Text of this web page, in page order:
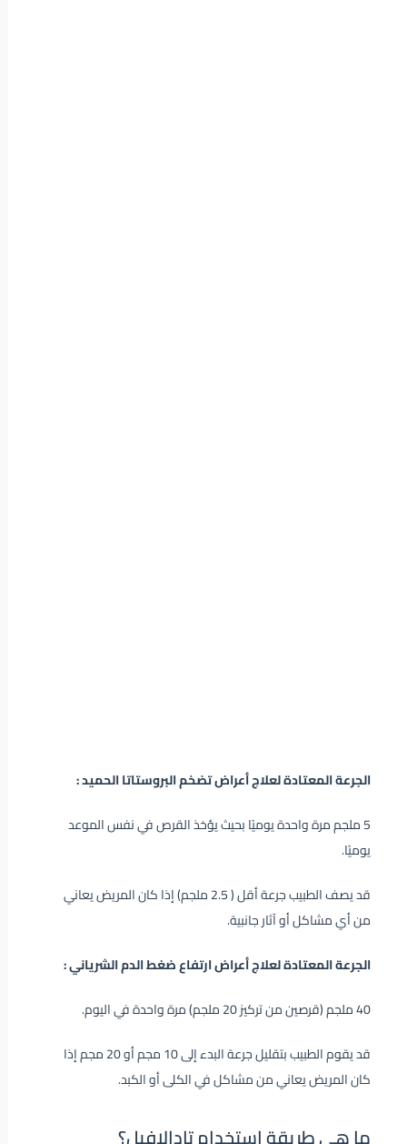
الجرعة المعتادة لعلاج أعراض تضخم البروستاتا الحميد :
5 ملجم مرة واحدة يوميًا بحيث يؤخذ القرص في نفس الموعد
يوميًا.
قد يصف الطبيب جرعة أقل ( 2.5 ملجم) إذا كان المريض يعاني
من أي مشاكل أو آثار جانبية.
الجرعة المعتادة لعلاج أعراض ارتفاع ضغط الدم الشرياني :
40 ملجم (قرصين من تركيز 20 ملجم) مرة واحدة في اليوم.
قد يقوم الطبيب بتقليل جرعة البدء إلى 10 مجم أو 20 مجم إذا
كان المريض يعاني من مشاكل في الكلى أو الكبد.
ما هي طريقة استخدام تادالافيل؟